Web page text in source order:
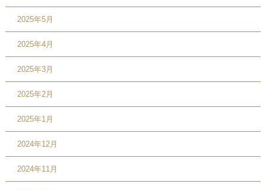
2025年5月
2025年4月
2025年3月
2025年2月
2025年1月
2024年12月
2024年11月